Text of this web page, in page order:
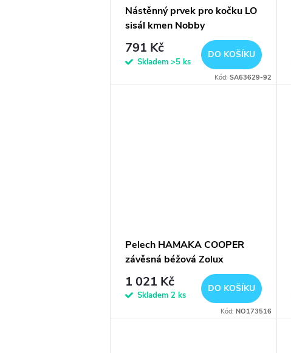
Nástěnný prvek pro kočku LO
sisál kmen Nobby
791 Kč
Skladem >5 ks
DO KOŠÍKU
Kód:SA63629-92
Pelech HAMAKA COOPER
závěsná béžová Zolux
1 021 Kč
Skladem 2 ks
DO KOŠÍKU
Kód:NO173516